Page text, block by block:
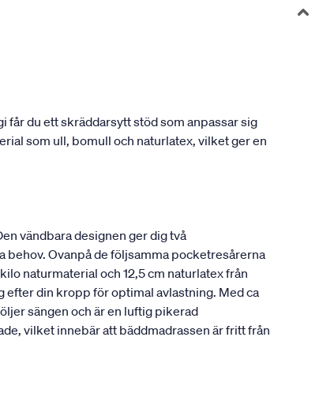
får du ett skräddarsytt stöd som anpassar sig
som ull, bomull och naturlatex, vilket ger en
vändbara designen ger dig två
behov. Ovanpå de följsamma pocketresårerna
naturmaterial och 12,5 cm naturlatex från
din kropp för optimal avlastning. Med ca
sängen och är en luftig pikerad
vilket innebär att bäddmadrassen är fritt från